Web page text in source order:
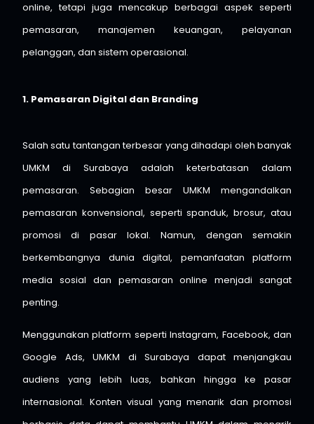
online, tetapi juga mencakup berbagai aspek seperti
pemasaran, manajemen keuangan, pelayanan
pelanggan, dan sistem operasional.
1. Pemasaran Digital dan Branding
Salah satu tantangan terbesar yang dihadapi oleh banyak
UMKM di Surabaya adalah keterbatasan dalam
pemasaran. Sebagian besar UMKM mengandalkan
pemasaran konvensional, seperti spanduk, brosur, atau
promosi di pasar lokal. Namun, dengan semakin
berkembangnya dunia digital, pemanfaatan platform
media sosial dan pemasaran online menjadi sangat
penting.
Menggunakan platform seperti Instagram, Facebook, dan
Google Ads, UMKM di Surabaya dapat menjangkau
audiens yang lebih luas, bahkan hingga ke pasar
internasional. Konten visual yang menarik dan promosi